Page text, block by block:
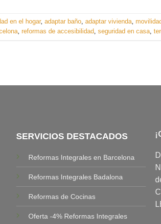
en el hogar, adaptar baño, adaptar vivienda,
, reformas de accesibilidad, seguridad en casa,
SERVICIOS DESTACADOS
Reformas Integrales en Barcelona
Reformas Integrales Badalona
Reformas de Cocinas
Oferta -4% Reformas Integrales